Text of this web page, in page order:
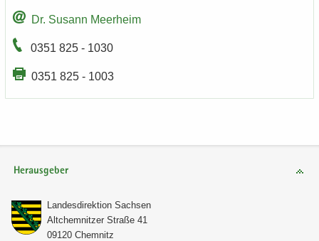
Dr. Su­sann Meer­heim
0351 825 - 1030
0351 825 - 1003
Herausgeber
Lan­des­di­rek­ti­on Sach­sen
Alt­chem­nit­zer Stra­ße 41
09120 Chem­nitz